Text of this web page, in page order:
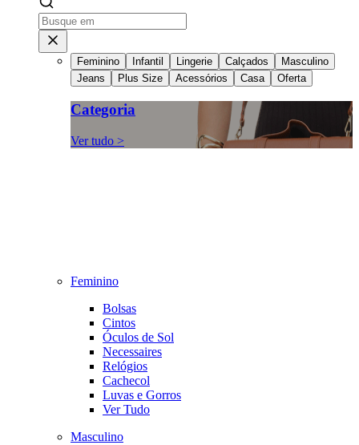
Feminino Infantil Lingerie Calçados
Masculino
Jeans
Plus Size Acessórios Casa Oferta
Categoria
Ver tudo >
Feminino
Bolsas
Cintos
Óculos de Sol
Necessaires
Relógios
Cachecol
Luvas e Gorros
Ver Tudo
Masculino